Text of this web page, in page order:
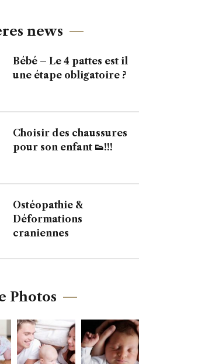
news
Bébé – Le 4 pattes est il
une étape obligatoire ?
Choisir des chaussures
pour son enfant 👟!!!
Ostéopathie &
Déformations
craniennes
Photos